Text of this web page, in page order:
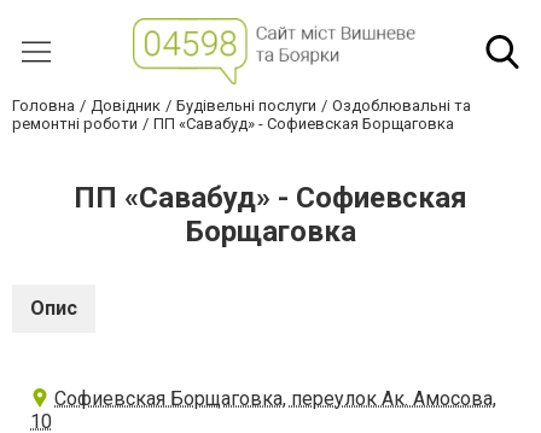
Головна Довідник Будівельні послуги
Оздоблювальні та
ремонтні роботи
ПП «Савабуд» - Софиевская Борщаговка
ПП «Савабуд» - Софиевская
Борщаговка
Опис
Софиевская Борщаговка, переулок Ак. Амосова,
10